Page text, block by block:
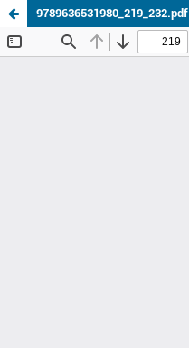
9789636531980_219_232.pdf